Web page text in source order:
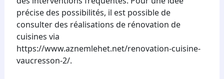
précise des possibilités, il est possible de
consulter des réalisations de rénovation de
cuisines via
https://www.aznemlehet.net/renovation-cuisine-
vaucresson-2/.